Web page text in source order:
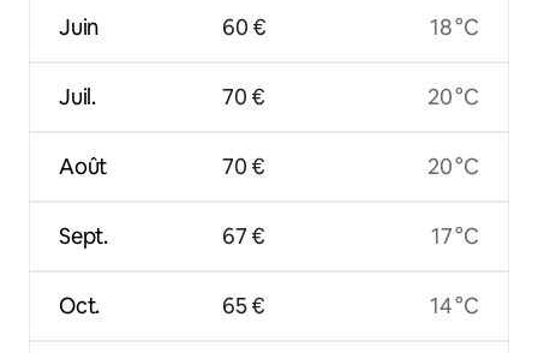
Juin
Juil.
Août
Sept.
Oct.
60 €
70 €
70 €
67 €
65 €
18 °C
20 °C
20 °C
17 °C
14 °C